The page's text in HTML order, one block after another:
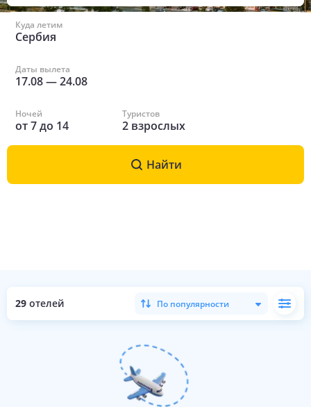
Куда летим
Сербия
Даты вылета
17.08—24.08
Ночей
от7до 14
Туристов
2 взрослых
Найти
29 отелей По популярности